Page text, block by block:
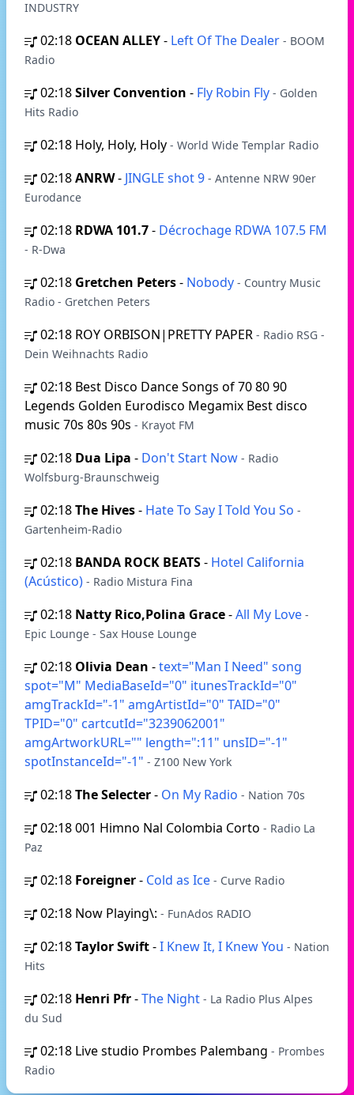
INDUSTRY
02:18 OCEAN ALLEY- Left Of The Dealer - BOOM
Radio
02:18Silver Convention - Fly Robin Fly - Golden
Hits Radio
02:18 Holy, Holy, Holy - World Wide Templar Radio
02:18ANRW- JINGLE shot 9 - Antenne NRW 90er
Eurodance
02:18 RDWA 101.7- Décrochage RDWA 107.5 FM
- R-Dwa
02:18 Gretchen Peters- Nobody - Country Music
Radio - Gretchen Peters
02:18 ROY ORBISON|PRETTY PAPER - Radio RSG -
Dein Weihnachts Radio
02:18 Best Disco Dance Songs of 70 80 90
Legends Golden Eurodisco Megamix Best disco
music 70s 80s 90s - Krayot FM
02:18 Dua Lipa - Don't Start Now - Radio
Wolfsburg-Braunschweig
02:18The Hives- Hate To Say I Told You So -
Gartenheim-Radio
02:18 BANDA ROCK BEATS- Hotel California
(Acústico) - Radio Mistura Fina
02:18 Natty Rico,Polina Grace-All My Love -
Epic Lounge - Sax House Lounge
02:18 Olivia Dean -text="Man I Need" song
spot="M" MediaBaseId="0" itunesTrackId="0"
amgTrackId="-1" amgArtistId="0" TAID="0"
TPID="0" cartcutId="3239062001"
amgArtworkURL="" length=":11" unsID="-1"
spotInstanceId="-1" - Z100 New York
02:18The Selecter- On My Radio - Nation 70s
02:18001 Himno Nal Colombia Corto - Radio La
Paz
02:18 Foreigner- Cold as Ice - Curve Radio
02:18 Now Playing\: - FunAdos RADIO
02:18Taylor Swift-I Knew It, I Knew You - Nation
Hits
02:18 Henri Pfr-The Night - La Radio Plus Alpes
du Sud
02:18 Live studio Prombes Palembang - Prombes
Radio